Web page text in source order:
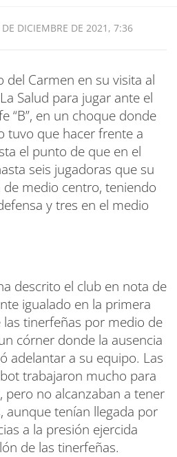
DICIEMBRE DE 2021, 7:36
del Carmen en su visita al
Salud para jugar ante el
“B”, en un choque donde
tuvo que hacer frente a
el punto de que en el
seis jugadoras que su
medio centro, teniendo
y tres en el medio
descrito el club en nota de
igualado en la primera
tinerfeñas por medio de
córner donde la ausencia
adelantar a su equipo. Las
trabajaron mucho para
pero no alcanzaban a tener
aunque tenían llegada por
a la presión ejercida
de las tinerfeñas.